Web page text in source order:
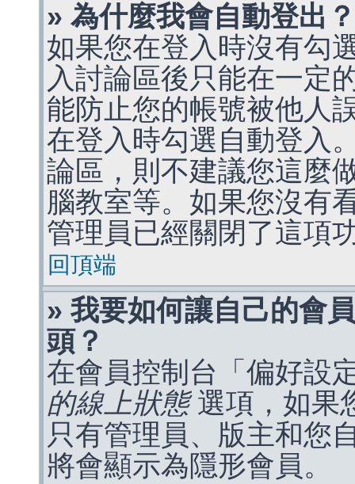
» 為什麼我會自動登出？
如果您在登入時沒有勾
入討論區後只能在一定
能防止您的帳號被他人
在登入時勾選自動登入
論區，則不建議您這麼
腦教室等。如果您沒有
管理員已經關閉了這項
回頂端
» 我要如何讓自己的會
頭？
在會員控制台「偏好設
的線上狀態選項，如果
只有管理員、版主和您
將會顯示為隱形會員。